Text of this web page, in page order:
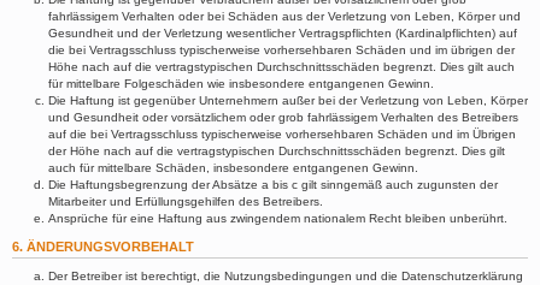
fahrlässigem Verhalten oder bei Schäden aus der Verletzung von Leben, Körper und
Gesundheit und der Verletzung wesentlicher Vertragspflichten (Kardinalpflichten) auf
die bei Vertragsschluss typischerweise vorhersehbaren Schäden und im übrigen der
Höhe nach auf die vertragstypischen Durchschnittsschäden begrenzt. Dies gilt auch
für mittelbare Folgeschäden wie insbesondere entgangenen Gewinn.
Die Haftung ist gegenüber Unternehmern außer bei der Verletzung von Leben, Körper
und Gesundheit oder vorsätzlichem oder grob fahrlässigem Verhalten des Betreibers
auf die bei Vertragsschluss typischerweise vorhersehbaren Schäden und im Übrigen
der Höhe nach auf die vertragstypischen Durchschnittsschäden begrenzt. Dies gilt
auch für mittelbare Schäden, insbesondere entgangenen Gewinn.
Die Haftungsbegrenzung der Absätze a bis c gilt sinngemäß auch zugunsten der
Mitarbeiter und Erfüllungsgehilfen des Betreibers.
Ansprüche für eine Haftung aus zwingendem nationalem Recht bleiben unberührt.
6. ÄNDERUNGSVORBEHALT
Der Betreiber ist berechtigt, die Nutzungsbedingungen und die Datenschutzerklärung